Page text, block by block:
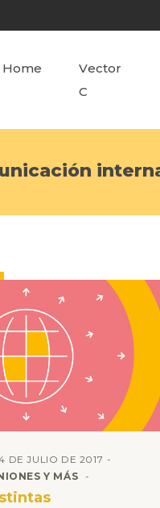
Home
Vector
C
DE JULIO DE 2017
Y MÁS